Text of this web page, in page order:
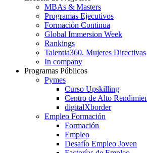
MBAs & Masters
Programas Ejecutivos
Formación Continua
Global Immersion Week
Rankings
Talentia360. Mujeres Directivas
In company
Programas Públicos
Pymes
Curso Upskilling
Centro de Alto
digitalXborder
Empleo Formación
Formación
Empleo
Desafío Empleo Joven